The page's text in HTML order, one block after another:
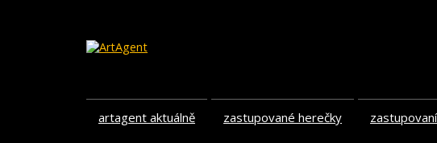
artagent aktuálně zastupované herečky